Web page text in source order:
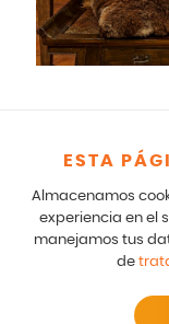
ESTA
Almacenamos
experiencia en el
manejamos tus
de
Para comunicados